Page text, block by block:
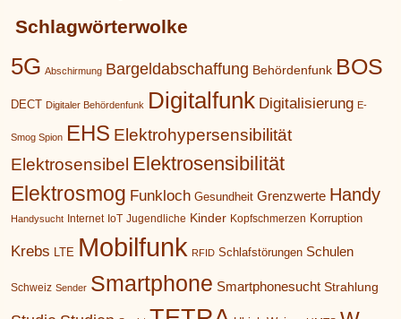
Schlagwörterwolke
5G Abschirmung Bargeldabschaffung Behördenfunk BOS
DECT Digitaler Behördenfunk Digitalfunk Digitalisierung E-
Smog Spion EHS Elektrohypersensibilität
Elektrosensibel Elektrosensibilität
Elektrosmog Funkloch Gesundheit Grenzwerte Handy
Handysucht Internet IoT Jugendliche Kinder Kopfschmerzen Korruption
Krebs LTE Mobilfunk RFID Schlafstörungen Schulen
Schweiz Sender Smartphone Smartphonesucht Strahlung